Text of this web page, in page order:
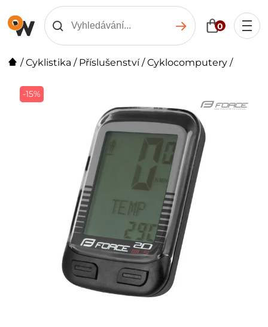
0
/Cyklistika / Příslušenství/Cyklocomputery /
-15%